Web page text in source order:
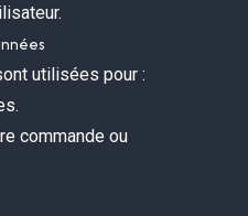
utilisées pour :
commande ou